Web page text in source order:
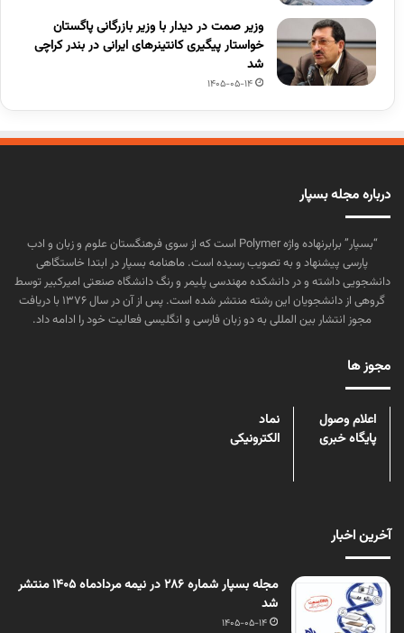
وزیر صمت در دیدار با وزیر بازرگانی پاگستان
خواستار پیگیری کانتینرهای ایرانی در بندر کراچی
شد
1405-05-14
درباره مجله بسپار
“بسپار” برابرنهاده واژه Polymer است که از سوی فرهنگستان علوم و زبان و ادب
پارسی پیشنهاد و به تصویب رسیده است. ماهنامه بسپار در ابتدا خاستگاهی
دانشجویی داشته و در دانشکده مهندسی پلیمر و رنگ دانشگاه صنعتی امیرکبیر توسط
گروهی از دانشجویان این رشته منتشر شده است. پس از آن در سال ۱۳۷۶ با دریافت
مجوز انتشار بین المللی به دو زبان فارسی و انگلیسی فعالیت خود را ادامه داد.
مجوز ها
اعلام وصول
پایگاه خبری
نماد
الکترونیکی
آخرین اخبار
مجله بسپار شماره 286 در نیمه مردادماه 1405 منتشر
شد
1405-05-14